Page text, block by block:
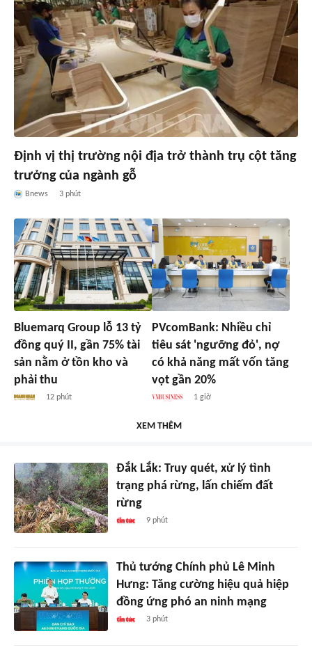
Định vị thị trường nội địa trở thành trụ cột tăng
trưởng của ngành gỗ
Bnews 3 phút
Bluemarq Group lỗ 13 tỷ
đồng quý II, gần 75% tài
sản nằm ở tồn kho và
phải thu
12 phút
PVcomBank: Nhiều chỉ
tiêu sát 'ngưỡng đỏ', nợ
có khả năng mất vốn tăng
vọt gần 20%
1 giờ
XEM THÊM
Đắk Lắk: Truy quét, xử lý tình
trạng phá rừng, lấn chiếm đất
rừng
9 phút
Thủ tướng Chính phủ Lê Minh
Hưng: Tăng cường hiệu quả hiệp
đồng ứng phó an ninh mạng
3 phút